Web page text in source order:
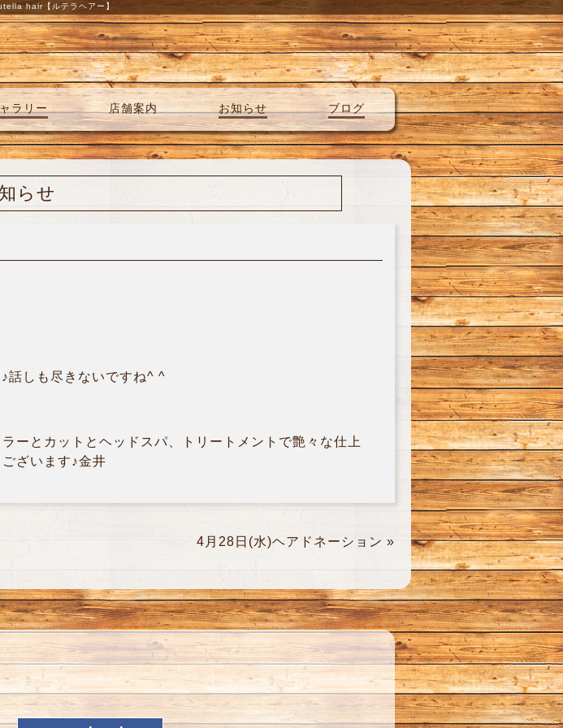
hair【ルテラヘアー】
ラリー 店舗案内 お知らせ ブログ
らせ
話しも尽きないですね^ ^
ーとカットとヘッドスパ、トリートメントで艶々な仕上
ざいます♪金井
4月28日(水)ヘアドネーション »